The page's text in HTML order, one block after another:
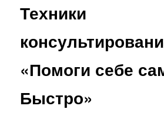
Техники
«Помоги себе
Быстро»